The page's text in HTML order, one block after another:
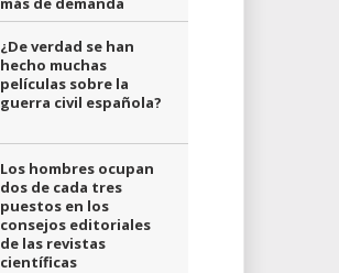
¿De verdad se han
hecho muchas
películas sobre la
guerra civil española?
Los hombres ocupan
dos de cada tres
puestos en los
consejos editoriales
de las revistas
científicas